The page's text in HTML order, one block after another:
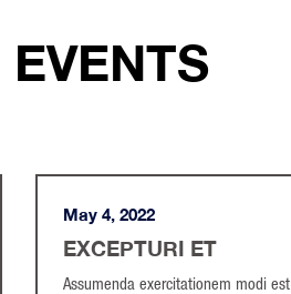
May 4, 2022
EXCEPTURI ET
Assumenda exercitationem modi est